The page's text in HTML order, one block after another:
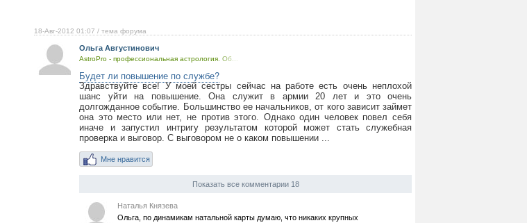
18-Авг-2012 01:07 / тема форума
Ольга Августинович
AstroPro - профессиональная астрология. Об...
Будет ли повышение по службе?
Здравствуйте все! У моей сестры сейчас на работе есть очень неплохой
шанс уйти на повышение. Она служит в армии 20 лет и это очень
долгожданное событие. Большинство ее начальников, от кого зависит займет
она это место или нет, не против этого. Однако один человек повел себя
иначе и запустил интригу результатом которой может стать служебная
проверка и выговор. С выговором не о каком повышении ...
Мне нравится
Показать все комментарии 18
Наталья Князева
Ольга, по динамикам натальной карты думаю, что никаких крупных